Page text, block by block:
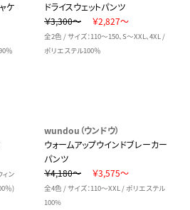
ケ
％
ドライスウェットパンツ
￥3,300～
￥2,827～
全2色 / サイズ：110～150、S～XXL、4XL /
ポリエステル100％
ィン
％)
wundou（ウンドウ）
ウォームアップウインドブレーカー
パンツ
￥4,180～
￥3,575～
全4色 / サイズ：110～XXL / ポリエステル
100%